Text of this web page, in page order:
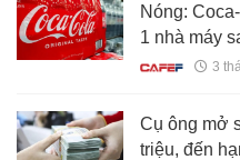
Nóng:
1 nhà máy
thức khép3
Cụ ông mở
triệu, đến